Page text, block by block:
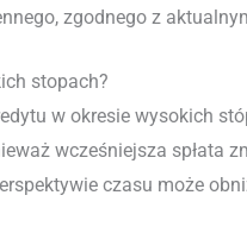
zgodnego z
stopach?
w okresie wysokich
wcześniejsza spłata
czasu może